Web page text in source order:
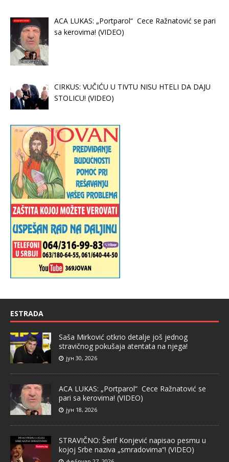
ACA LUKAS: „Portparol“ Cece Ražnatović se pari
sa kerovima! (VIDEO)
CIRKUS: VUČIĆU U TIVTU NISU HTELI DA DAJU
STOLICU! (VIDEO)
ESTRADA
Saša Mirković otkrio detalje još jednog
stravičnog pokušaja atentata na njega!
јун 30, 2026
ACA LUKAS: „Portparol“ Cece Ražnatović se
pari sa kerovima! (VIDEO)
јун 18, 2026
STRAVIČNO: Šerif Konjević napisao pesmu u
kojoj Srbe naziva „smradovima“! (VIDEO)